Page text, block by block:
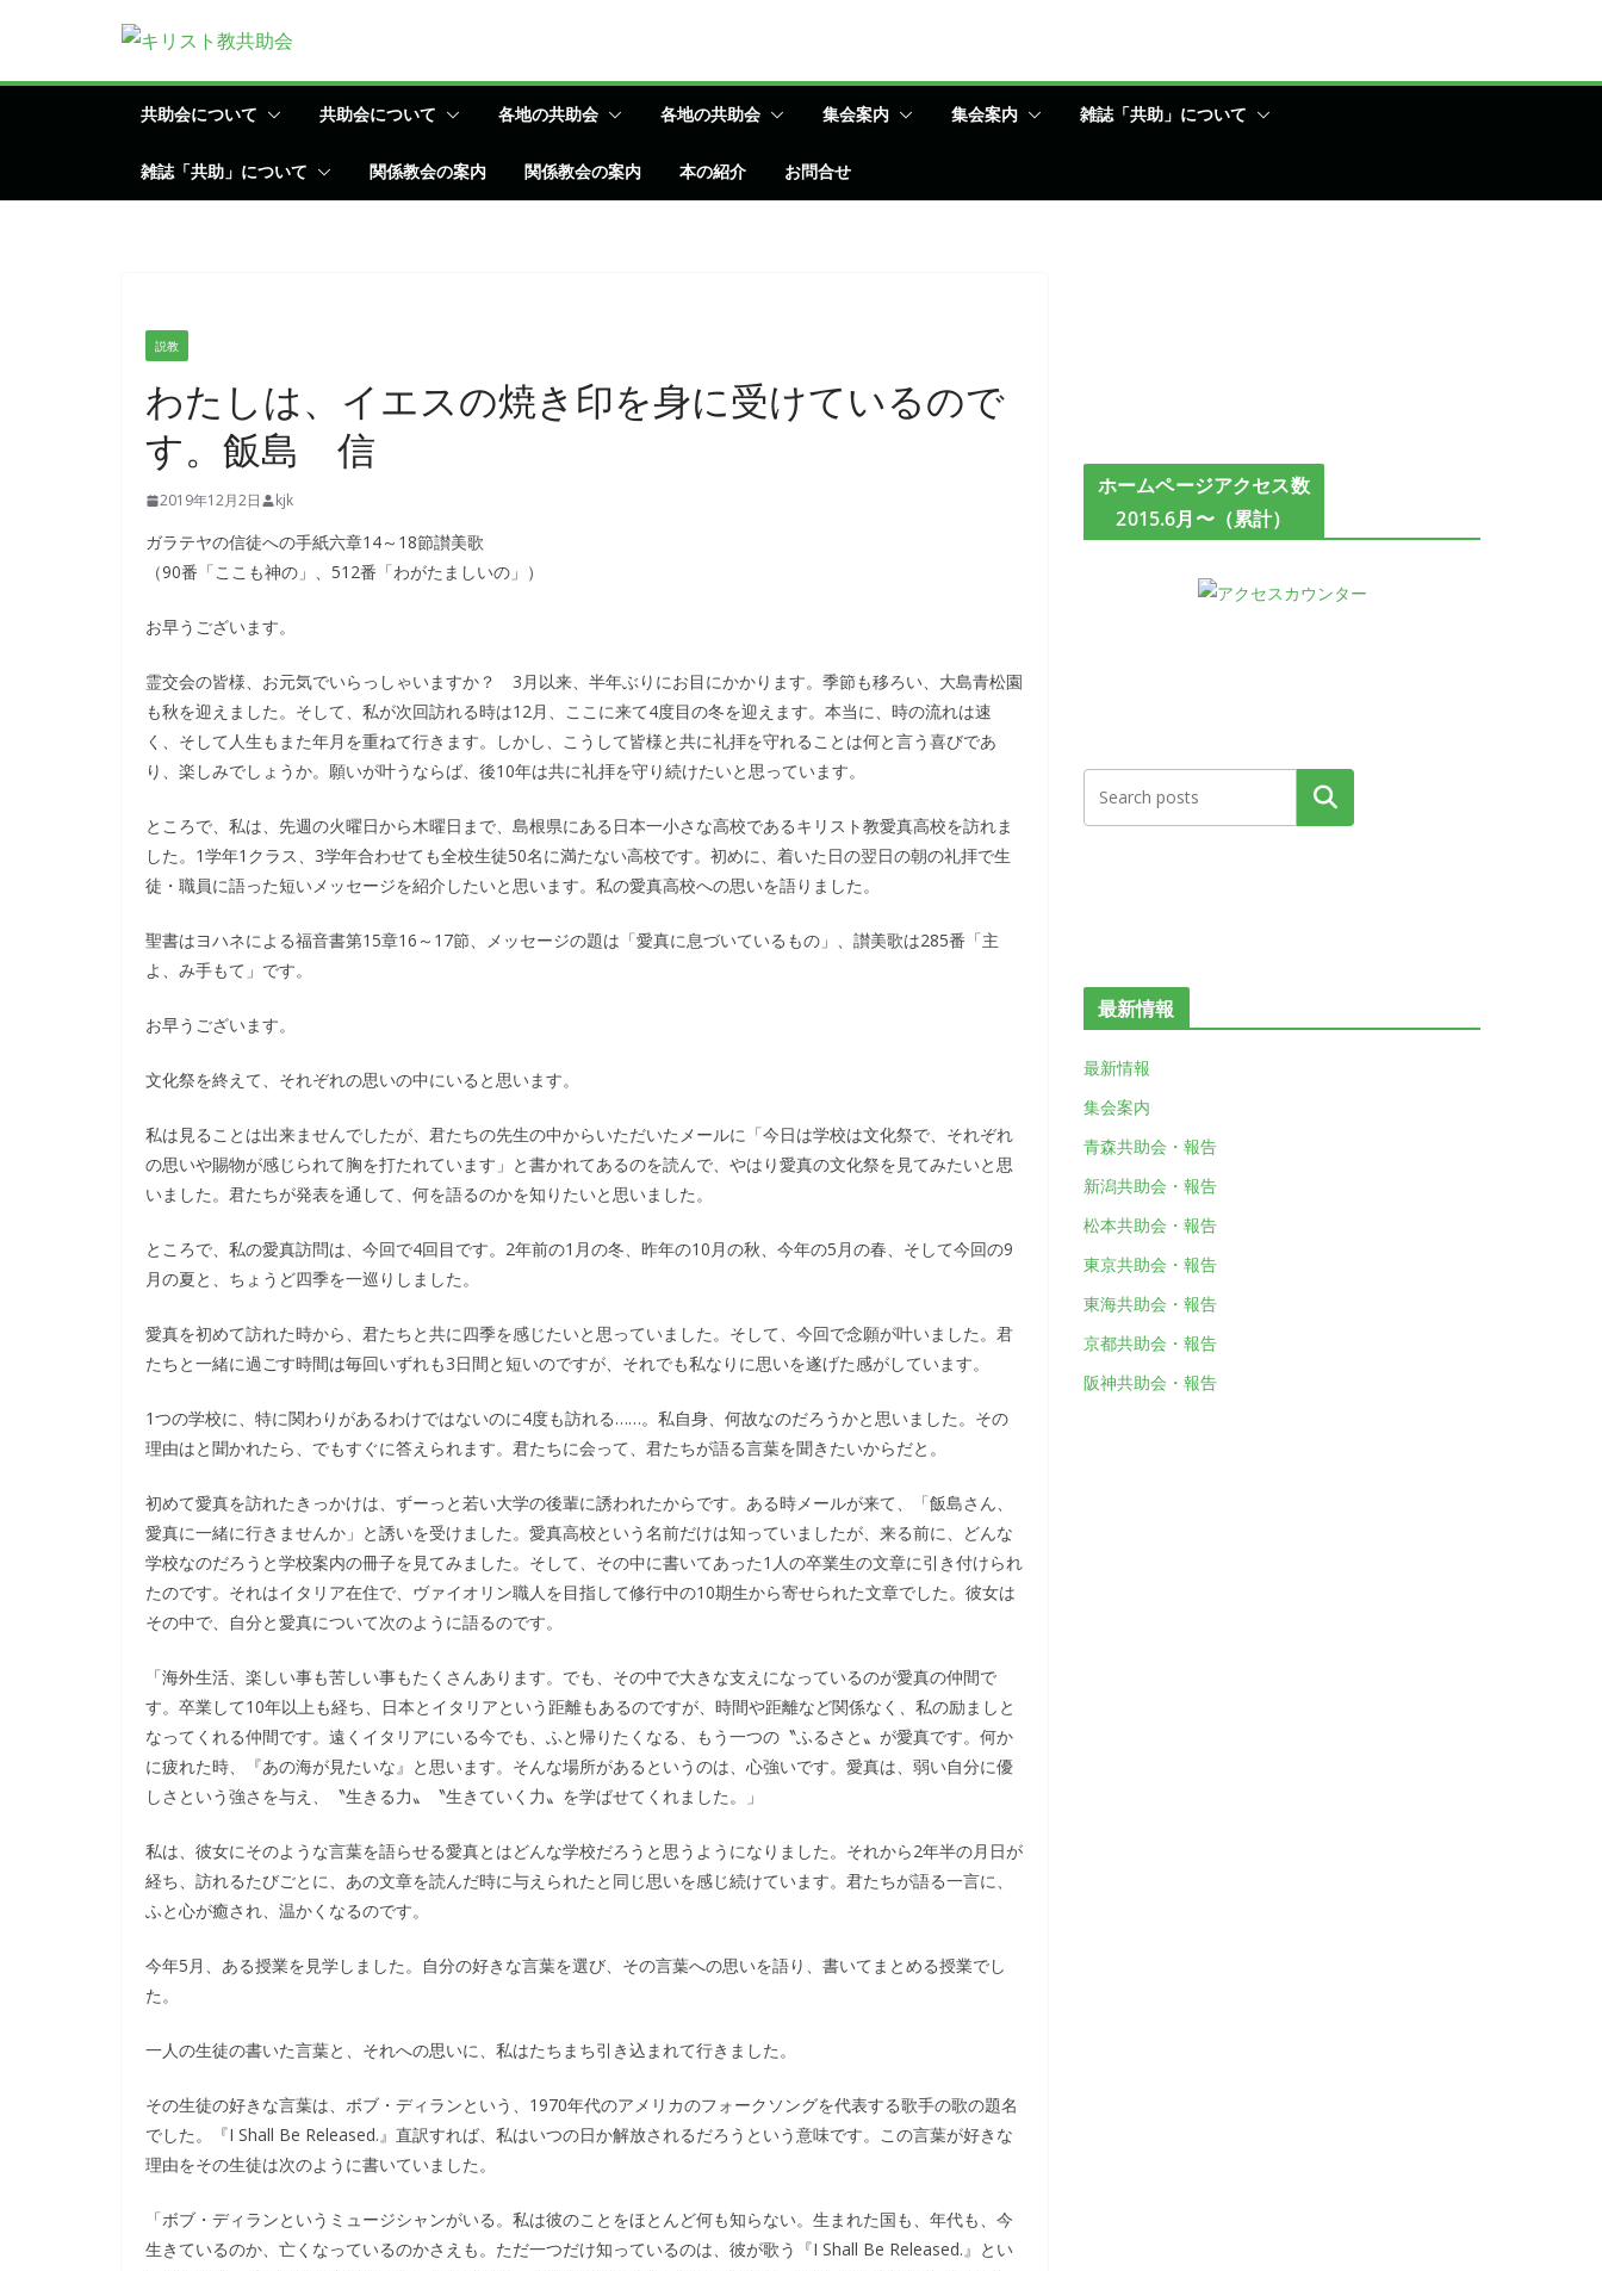
テ
共助会について 共助会について 各地の共助会 各地の共助会 集会案内 集会案内 雑誌「共助」について
雑誌「共助」について 関係教会の案内 関係教会の案内 本の紹介 お問合せ
説教
わたしは、イエスの焼き印を身に受けているので
す。飯島 信
2019年12月2日 kjk
ガラテヤの信徒への手紙六章14～18節讃美歌
（90番「ここも神の」、512番「わがたましいの」）
お早うございます。
霊交会の皆様、お元気でいらっしゃいますか？ 3月以来、半年ぶりにお目にかかります。季節も移ろい、大島青松園
も秋を迎えました。そして、私が次回訪れる時は12月、ここに来て4度目の冬を迎えます。本当に、時の流れは速
く、そして人生もまた年月を重ねて行きます。しかし、こうして皆様と共に礼拝を守れることは何と言う喜びであ
り、楽しみでしょうか。願いが叶うならば、後10年は共に礼拝を守り続けたいと思っています。
ところで、私は、先週の火曜日から木曜日まで、島根県にある日本一小さな高校であるキリスト教愛真高校を訪れま
した。1学年1クラス、3学年合わせても全校生徒50名に満たない高校です。初めに、着いた日の翌日の朝の礼拝で生
徒・職員に語った短いメッセージを紹介したいと思います。私の愛真高校への思いを語りました。
聖書はヨハネによる福音書第15章16～17節、メッセージの題は「愛真に息づいているもの」、讃美歌は285番「主
よ、み手もて」です。
お早うございます。
文化祭を終えて、それぞれの思いの中にいると思います。
私は見ることは出来ませんでしたが、君たちの先生の中からいただいたメールに「今日は学校は文化祭で、それぞれ
の思いや賜物が感じられて胸を打たれています」と書かれてあるのを読んで、やはり愛真の文化祭を見てみたいと思
いました。君たちが発表を通して、何を語るのかを知りたいと思いました。
ところで、私の愛真訪問は、今回で4回目です。2年前の1月の冬、昨年の10月の秋、今年の5月の春、そして今回の9
月の夏と、ちょうど四季を一巡りしました。
愛真を初めて訪れた時から、君たちと共に四季を感じたいと思っていました。そして、今回で念願が叶いました。君
たちと一緒に過ごす時間は毎回いずれも3日間と短いのですが、それでも私なりに思いを遂げた感がしています。
1つの学校に、特に関わりがあるわけではないのに4度も訪れる……。私自身、何故なのだろうかと思いました。その
理由はと聞かれたら、でもすぐに答えられます。君たちに会って、君たちが語る言葉を聞きたいからだと。
初めて愛真を訪れたきっかけは、ずーっと若い大学の後輩に誘われたからです。ある時メールが来て、「飯島さん、
愛真に一緒に行きませんか」と誘いを受けました。愛真高校という名前だけは知っていましたが、来る前に、どんな
学校なのだろうと学校案内の冊子を見てみました。そして、その中に書いてあった1人の卒業生の文章に引き付けられ
たのです。それはイタリア在住で、ヴァイオリン職人を目指して修行中の10期生から寄せられた文章でした。彼女は
その中で、自分と愛真について次のように語るのです。
「海外生活、楽しい事も苦しい事もたくさんあります。でも、その中で大きな支えになっているのが愛真の仲間で
す。卒業して10年以上も経ち、日本とイタリアという距離もあるのですが、時間や距離など関係なく、私の励ましと
なってくれる仲間です。遠くイタリアにいる今でも、ふと帰りたくなる、もう一つの〝ふるさと〟が愛真です。何か
に疲れた時、『あの海が見たいな』と思います。そんな場所があるというのは、心強いです。愛真は、弱い自分に優
しさという強さを与え、〝生きる力〟〝生きていく力〟を学ばせてくれました。」
私は、彼女にそのような言葉を語らせる愛真とはどんな学校だろうと思うようになりました。それから2年半の月日が
経ち、訪れるたびごとに、あの文章を読んだ時に与えられたと同じ思いを感じ続けています。君たちが語る一言に、
ふと心が癒され、温かくなるのです。
今年5月、ある授業を見学しました。自分の好きな言葉を選び、その言葉への思いを語り、書いてまとめる授業でし
た。
一人の生徒の書いた言葉と、それへの思いに、私はたちまち引き込まれて行きました。
その生徒の好きな言葉は、ボブ・ディランという、1970年代のアメリカのフォークソングを代表する歌手の歌の題名
でした。『I Shall Be Released.』直訳すれば、私はいつの日か解放されるだろうという意味です。この言葉が好きな
理由をその生徒は次のように書いていました。
「ボブ・ディランというミュージシャンがいる。私は彼のことをほとんど何も知らない。生まれた国も、年代も、今
生きているのか、亡くなっているのかさえも。ただ一つだけ知っているのは、彼が歌う『I Shall Be Released.』とい
ホームページアクセス数
2015.6月〜（累計）
検索
最新情報
最新情報
集会案内
青森共助会・報告
新潟共助会・報告
松本共助会・報告
東京共助会・報告
東海共助会・報告
京都共助会・報告
阪神共助会・報告